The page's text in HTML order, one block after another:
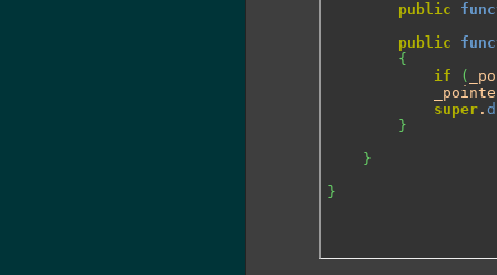
public
public
{
if
(
super .
}
}
}